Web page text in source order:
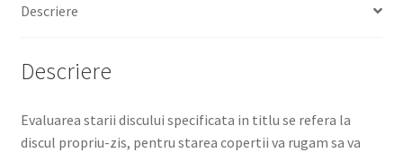
Descriere
Descriere
Evaluarea starii discului specificata in titlu se refera la
discul propriu-zis, pentru starea copertii va rugam sa va